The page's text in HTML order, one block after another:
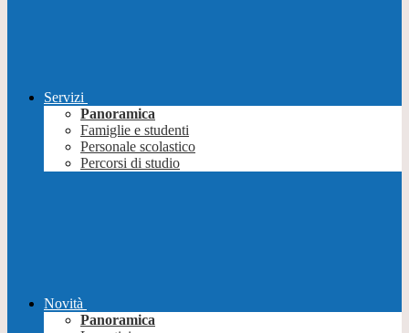
Servizi
Panoramica
Famiglie e studenti
Personale scolastico
Percorsi di studio
Novità
Panoramica